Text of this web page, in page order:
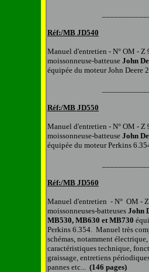
Réf:/MB JD540
Manuel d'entretien - N° OM - Z
moissonneuse-batteuse John
équipée du moteur John Deere
Réf:/MB JD550
Manuel d'entretien - N° OM - Z
moissonneuse-batteuse John
équipée du moteur Perkins
Réf:/MB JD560
Manuel d'entretien - N° OM -
moissonneuses-batteuses John
MB530, MB630 et MB730
Perkins 6.354. Manuel très
schémas, notamment
caractéristiques technique,
graissage, entretiens
pannes etc... (146 pages)